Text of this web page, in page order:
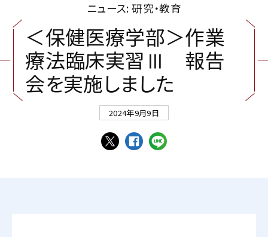
ニュース: 研究・教育
＜保健医療学部＞作業
療法臨床実習 Ⅲ 報告
会を実施しました
2024年9月9日